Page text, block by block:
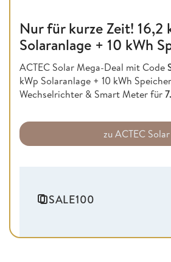
Nur für kurze Zeit! 16,2
Solaranlage + 10 kWh
ACTEC Solar Mega-Deal mit Code
kWp Solaranlage + 10 kWh
Wechselrichter & Smart Meter für
zu ACTEC Solar
SALE100